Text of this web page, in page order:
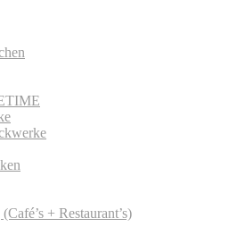
+ Restaurant’s)